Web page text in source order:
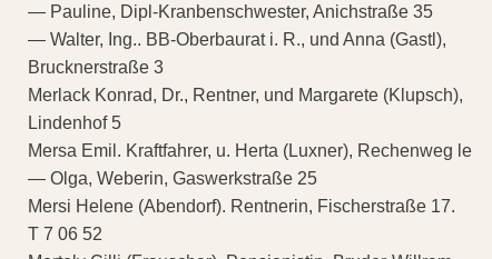
— Pauline, Dipl-Kranbenschwester, Anichstraße 35
— Walter, Ing.. BB-Oberbaurat i. R., und Anna (Gastl),
Brucknerstraße 3
Merlack Konrad, Dr., Rentner, und Margarete (Klupsch),
Lindenhof 5
Mersa Emil. Kraftfahrer, u. Herta (Luxner), Rechenweg le
— Olga, Weberin, Gaswerkstraße 25
Mersi Helene (Abendorf). Rentnerin, Fischerstraße 17.
T 7 06 52